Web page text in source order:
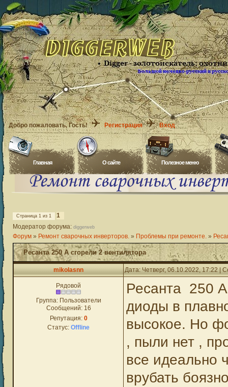
Добро пожаловать, Гость! Регистрация Вход
Главная O сайте Полезное меню
Страница 1 из 1
1
Модератор форума: diggerweb
Форум » Ремонт сварочных инверторов. » Проблемы при ремонте. »
Ресанта 250 А сгорели 2 вентилятора
mikolasnn Дата: Четверг, 06.10.2022, 17:22 |
Рядовой
Группа: Пользователи
Сообщений: 16
Репутация: 0
Статус: Offline
Ресанта 250 А
диоды в
высокое. Но
, пыли нет ,
все идеально
врубать